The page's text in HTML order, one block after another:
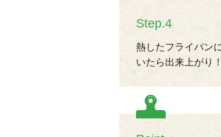
Step.4
熱したフライパン
いたら出来上がり